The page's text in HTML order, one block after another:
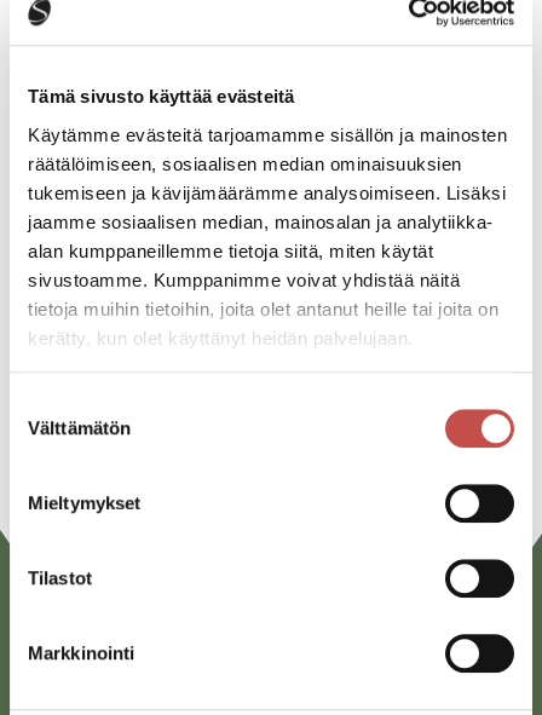
Tämä sivusto käyttää evästeitä
Käytämme evästeitä tarjoamamme sisällön ja mainosten
räätälöimiseen, sosiaalisen median ominaisuuksien
tukemiseen ja kävijämäärämme analysoimiseen. Lisäksi
jaamme sosiaalisen median, mainosalan ja analytiikka-
alan kumppaneillemme tietoja siitä, miten käytät
sivustoamme. Kumppanimme voivat yhdistää näitä
tietoja muihin tietoihin, joita olet antanut heille tai joita on
kerätty, kun olet käyttänyt heidän palvelujaan.
valinta
Välttämätön
Mieltymykset
Tilastot
Markkinointi
Bingot jatkuvat aina sunnuntaisin klo 16:00
Katso kaikki tapahtumat
Jaa tapahtuma:
Facebook
Twitter
URL